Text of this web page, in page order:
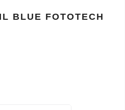
BLUE FOTOTECH